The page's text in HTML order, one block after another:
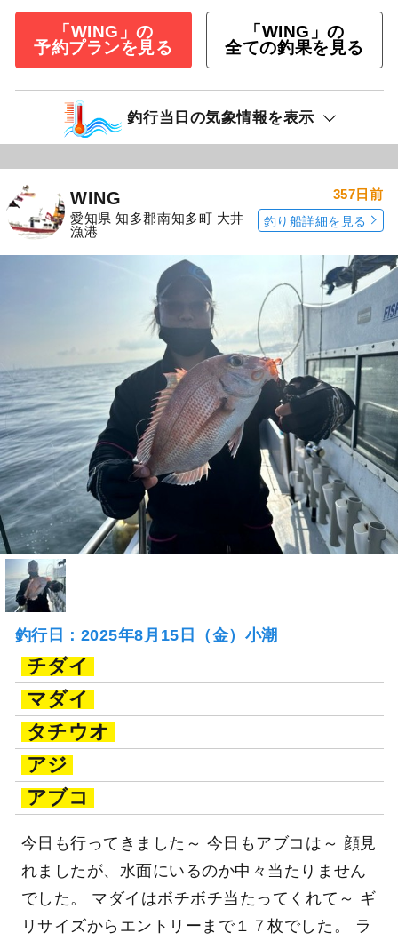
「WING」の
予約プランを見る
「WING」の
全ての釣果を見る
釣行当日の気象情報を表示
WING
愛知県 知多郡南知多町 大井
漁港
357日前
釣り船詳細を見る
釣行日：2025年8月15日（金）小潮
チダイ
マダイ
タチウオ
アジ
アブコ
今日も行ってきました～ 今日もアブコは～ 顔見
れましたが、水面にいるのか中々当たりません
でした。 マダイはボチボチ当たってくれて～ ギ
リサイズからエントリーまで１７枚でした。 ラ